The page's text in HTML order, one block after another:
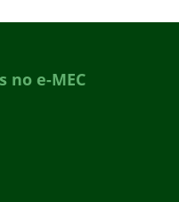
no e-MEC